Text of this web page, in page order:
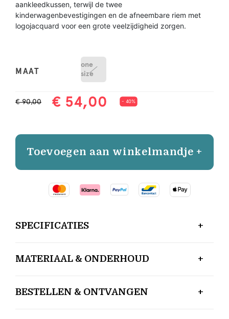
aankleedkussen, terwijl de twee
kinderwagenbevestigingen en de afneembare riem met
logojacquard voor een grote veelzijdigheid zorgen.
MAAT
one
size
€ 90,00 € 54,00 - 40%
Toevoegen aan winkelmandje +
SPECIFICATIES
MATERIAAL & ONDERHOUD
BESTELLEN & ONTVANGEN